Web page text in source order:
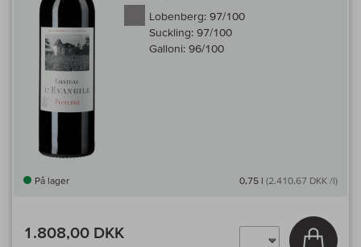
Lobenberg: 97/100
Suckling: 97/100
Galloni: 96/100
På lager 0,75 l (2.410,67 DKK /l)
1.808,00 DKK Læg i